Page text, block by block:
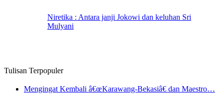
Niretika : Antara janji Jokowi dan keluhan Sri
Mulyani
Tulisan Terpopuler
Mengingat Kembali â€œKarawang-Bekasiâ€ dan Maestro…